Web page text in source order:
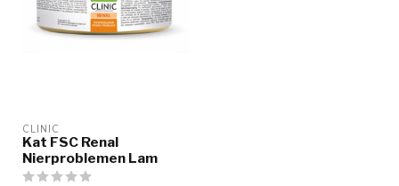
CLINIC
Kat FSC Renal
Nierproblemen Lam